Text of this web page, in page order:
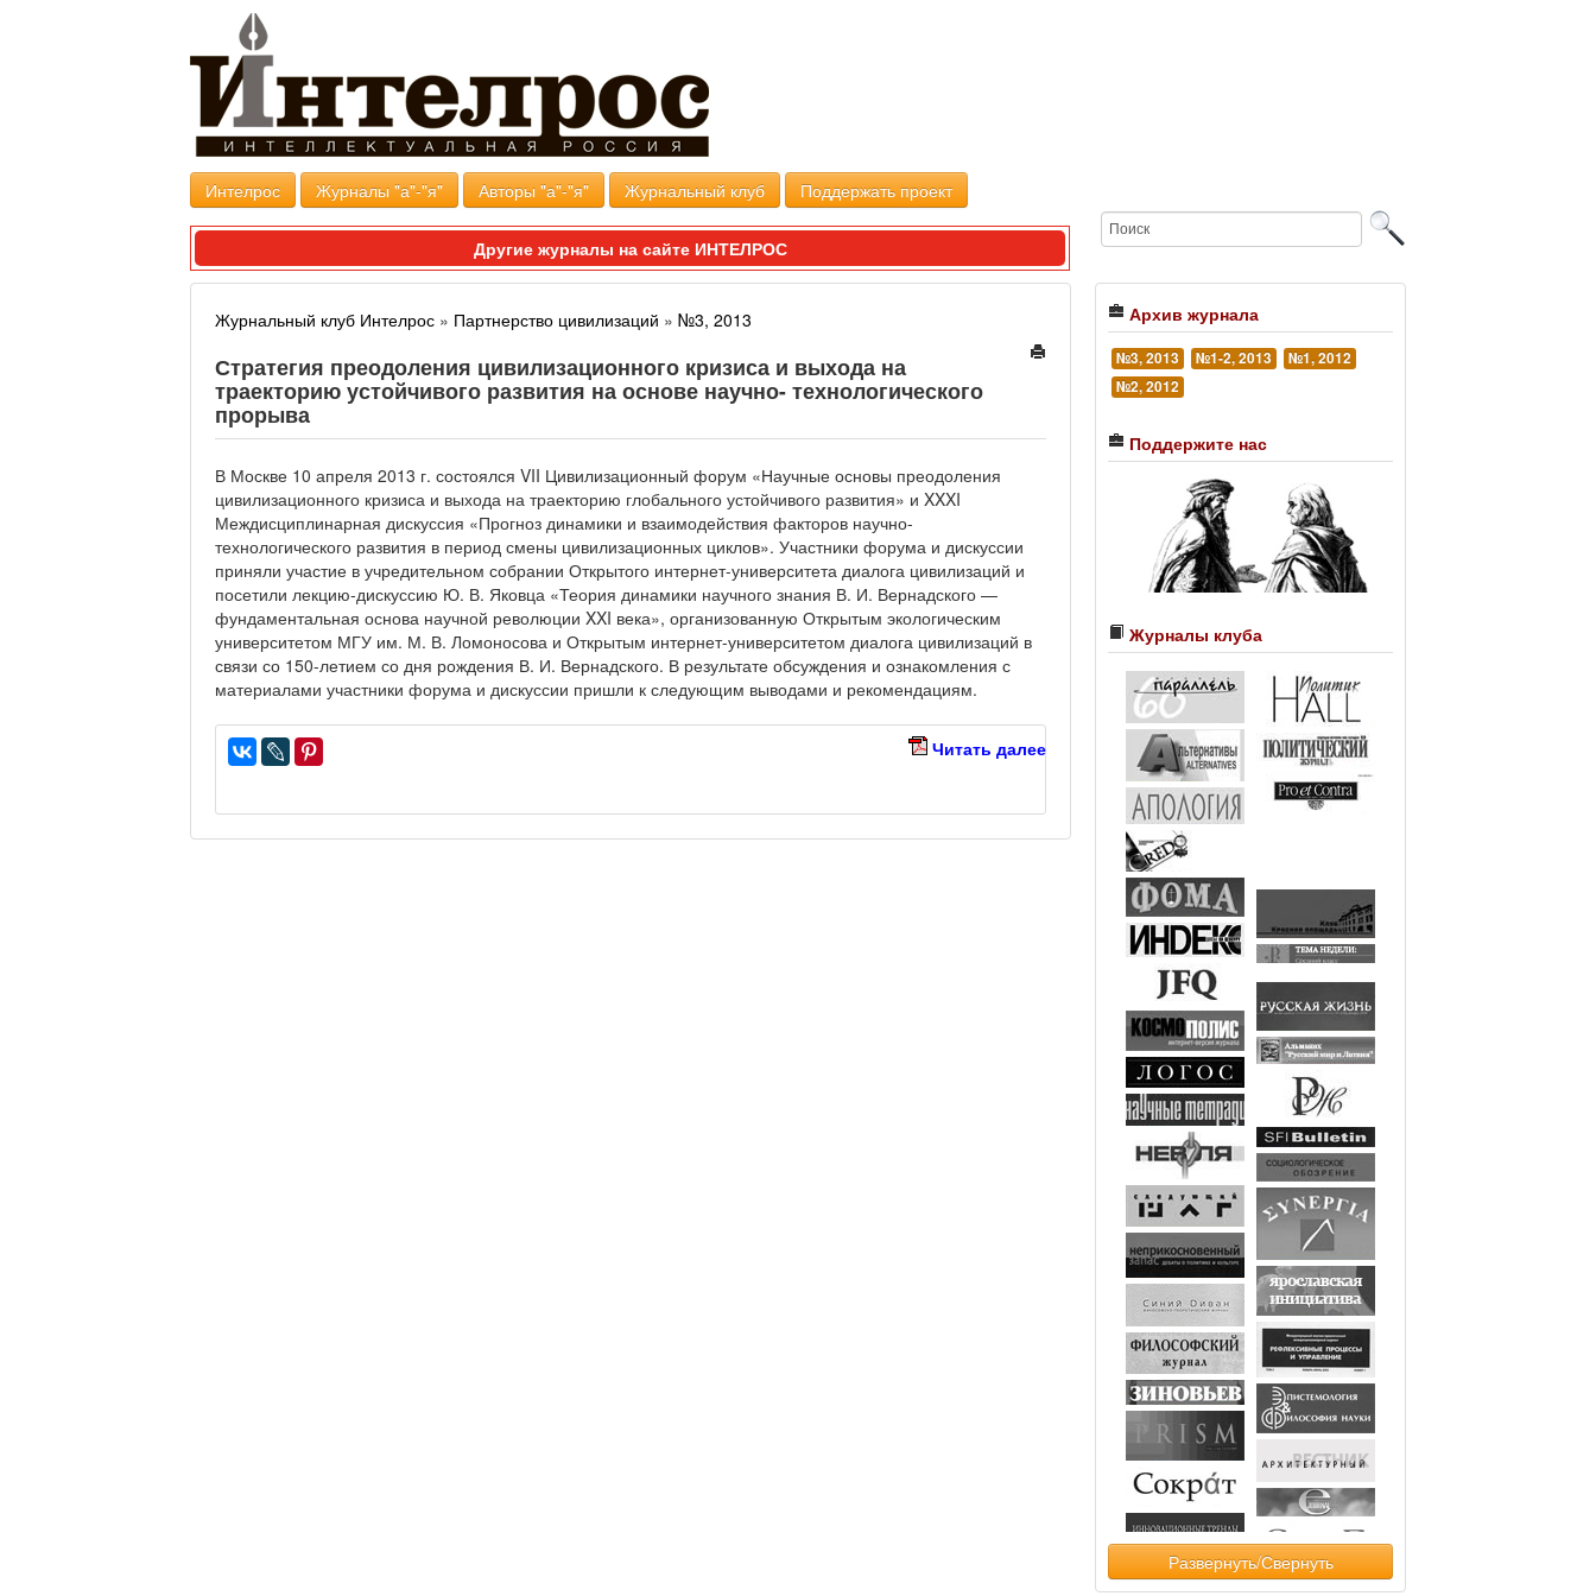
Интелрос Журналы "а"-"я" Авторы "а"-"я" Журнальный клуб Поддержать проект
Другие журналы на сайте ИНТЕЛРОС
Журнальный клуб Интелрос » Партнерство цивилизаций » №3, 2013
Стратегия преодоления цивилизационного кризиса и выхода на
траекторию устойчивого развития на основе научно- технологического
прорыва
В Москве 10 апреля 2013 г. состоялся VII Цивилизационный форум «Научные основы преодоления
цивилизационного кризиса и выхода на траекторию глобального устойчивого развития» и XXXI
Междисциплинарная дискуссия «Прогноз динамики и взаимодействия факторов научно-
технологического развития в период смены цивилизационных циклов». Участники форума и дискуссии
приняли участие в учредительном собрании Открытого интернет-университета диалога цивилизаций и
посетили лекцию-дискуссию Ю. В. Яковца «Теория динамики научного знания В. И. Вернадского —
фундаментальная основа научной революции XXI века», организованную Открытым экологическим
университетом МГУ им. М. В. Ломоносова и Открытым интернет-университетом диалога цивилизаций в
связи со 150-летием со дня рождения В. И. Вернадского. В результате обсуждения и ознакомления с
материалами участники форума и дискуссии пришли к следующим выводами и рекомендациям.
Читать далее
Архив журнала
№3, 2013 №1-2, 2013
№1, 2012
№2, 2012
Поддержите нас
Журналы клуба
Развернуть/Свернуть